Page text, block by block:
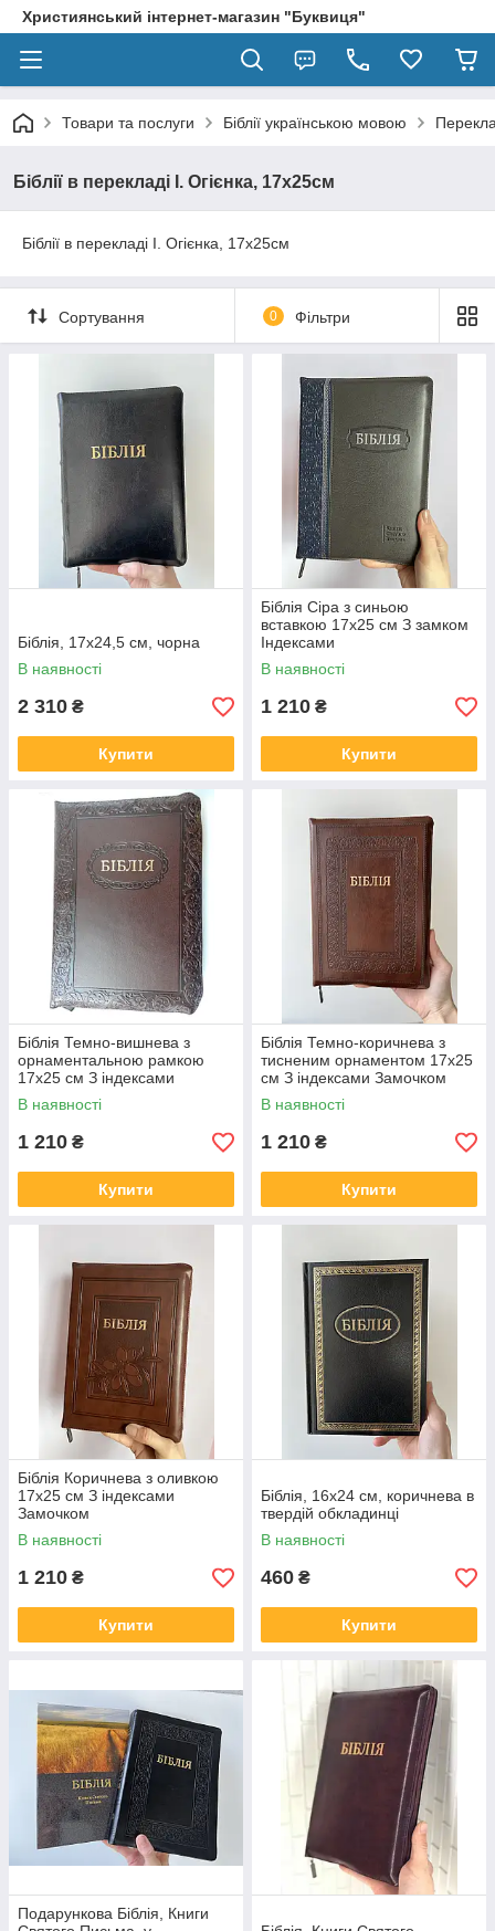
Християнський інтернет-магазин "Буквиця"
Товари та послуги Біблії українською мовою
Біблії в перекладі І. Огієнка, 17х25см
Біблії в перекладі І. Огієнка, 17х25см
Сортування 0 Фільтри
Біблія, 17х24,5 см, чорна
В наявності
2 310 ₴
Купити
Біблія Сіра з синьою
вставкою 17х25 см З замком
Індексами
В наявності
1 210 ₴
Купити
Біблія Темно-вишнева з
орнаментальною рамкою
17х25 см З індексами
Замочком
В наявності
1 210 ₴
Купити
Біблія Темно-коричнева з
тисненим орнаментом 17х25
см З індексами Замочком
В наявності
1 210 ₴
Купити
Біблія Коричнева з оливкою
17х25 см З індексами
Замочком
В наявності
1 210 ₴
Купити
Біблія, 16х24 см, коричнева в
твердій обкладинці
В наявності
460 ₴
Купити
Подарункова Біблія, Книги